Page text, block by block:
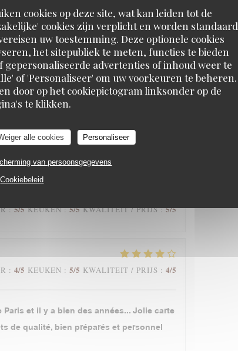
cookies op deze site, wat kan leiden tot de
cookies zijn verplicht en worden standaard
uw toestemming. Deze optionele cookies
het sitepubliek te meten, functies te bieden
advertenties of inhoud weer te
of 'Personaliseer' om uw voorkeuren te beheren.
door op het cookiepictogram linksonder op de
te klikken.
alle cookies Personaliseer
van persoonsgegevens
Cookiebeleid
: 5/5 KEUKEN: 5/5 KWALITEIT / PRIJS: 5/5
et d’un autre temps que nous
Merci à toute l’équipe
: 5/5 KEUKEN: 5/5 KWALITEIT / PRIJS: 5/5
: 4/5 KEUKEN : 5/5 KWALITEIT / PRIJS : 4/5
et il y a bien des années... Jolie carte
de qualité, bien préparés et personnel